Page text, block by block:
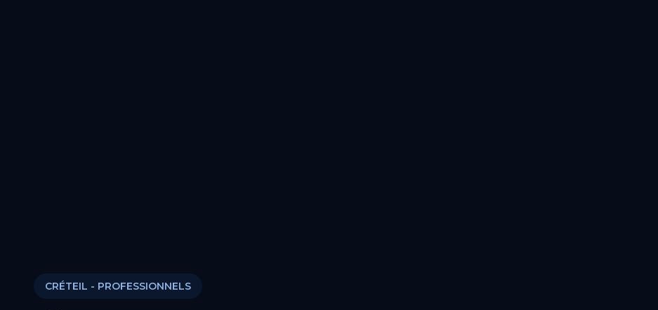
CRÉTEIL - PROFESSIONNELS